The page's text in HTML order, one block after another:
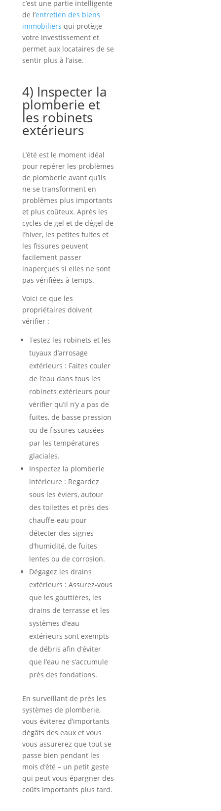
c’est une partie intelligente
de l’entretien des biens
immobiliers qui protège
votre investissement et
permet aux locataires de se
sentir plus à l’aise.
4) Inspecter la
plomberie et
les robinets
extérieurs
L’été est le moment idéal
pour repérer les problèmes
de plomberie avant qu’ils
ne se transforment en
problèmes plus importants
et plus coûteux. Après les
cycles de gel et de dégel de
l’hiver, les petites fuites et
les fissures peuvent
facilement passer
inaperçues si elles ne sont
pas vérifiées à temps.
Voici ce que les
propriétaires doivent
vérifier :
Testez les robinets et les
tuyaux d’arrosage
extérieurs : Faites couler
de l’eau dans tous les
robinets extérieurs pour
vérifier qu’il n’y a pas de
fuites, de basse pression
ou de fissures causées
par les températures
glaciales.
Inspectez la plomberie
intérieure : Regardez
sous les éviers, autour
des toilettes et près des
chauffe-eau pour
détecter des signes
d’humidité, de fuites
lentes ou de corrosion.
Dégagez les drains
extérieurs : Assurez-vous
que les gouttières, les
drains de terrasse et les
systèmes d’eau
extérieurs sont exempts
de débris afin d’éviter
que l’eau ne s’accumule
près des fondations.
En surveillant de près les
systèmes de plomberie,
vous éviterez d’importants
dégâts des eaux et vous
vous assurerez que tout se
passe bien pendant les
mois d’été – un petit geste
qui peut vous épargner des
coûts importants plus tard.